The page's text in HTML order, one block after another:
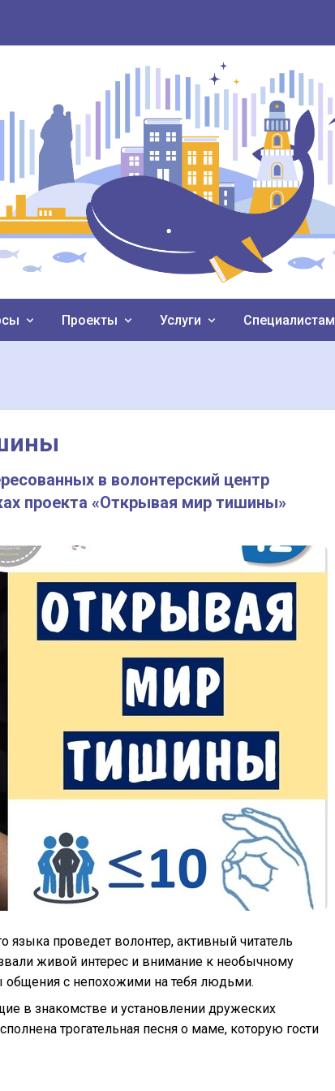
Проекты Услуги Специалистам
в волонтерский центр
проекта «Открывая мир тишины»
языка проведет волонтер, активный читатель
живой интерес и внимание к необычному
общения с непохожими на тебя людьми.
в знакомстве и установлении дружеских
трогательная песня о маме, которую гости